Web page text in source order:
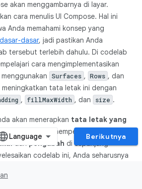
akan menggambarnya di layar.
cara menulis UI Compose. Hal ini
Anda memahami konsep yang
dasar, jadi pastikan Anda
tersebut terlebih dahulu. Di codelab
cara mengimplementasikan
Surfaces , Rows , dan
meningkatkan tata letak ini dengan
, fillMaxWidth , dan size .
akan menerapkan tata letak yang
untuk mempelajari berbagai
dan pengubah di sepanjang
codelab ini, Anda seharusnya
Berikutnya